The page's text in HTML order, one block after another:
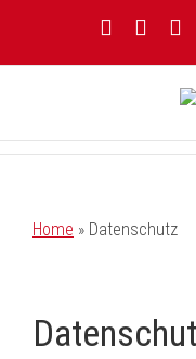
Facebook
Home » Datenschutz